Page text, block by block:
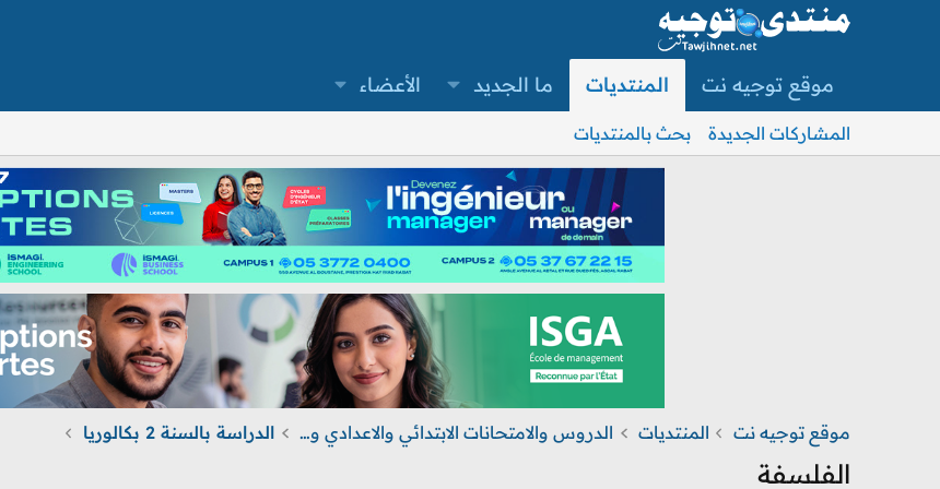
موقع توجيه نت المنتديات ما الجديد الأعضاء
المشاركات الجديدة بحث بالمنتديات
موقع توجيه نت المنتديات الدروس والامتحانات الابتدائي والاعدادي و التأهيلي الدراسة بالسنة 2 بكالوريا
الفلسفة